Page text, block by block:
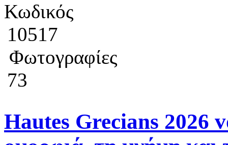
Κωδικός
10517
Φωτογραφίες
73
Hautes Grecians 2026